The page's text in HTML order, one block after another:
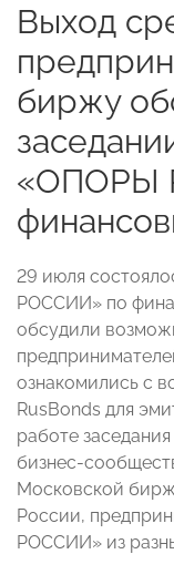
Выход
биржу
«ОПОРЫ
29 июля
РОССИИ» по
обсудили
ознакомились с
RusBonds для
работе
бизнес-
Московской
России,
РОССИИ» из